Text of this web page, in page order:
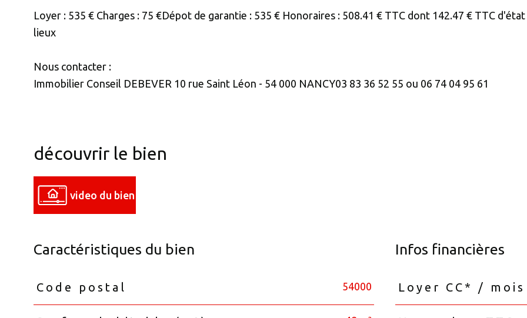
Loyer : 535 € Charges : 75 €Dépot de garantie : 535 € Honoraires : 508.41 € TTC dont 142.47 € TTC d'état
lieux
Nous contacter :
Immobilier Conseil DEBEVER 10 rue Saint Léon - 54 000 NANCY03 83 36 52 55 ou 06 74 04 95 61
découvrir le bien
video du bien
Caractéristiques du bien
Caractéristiques Valeurs
Code postal 54000
Infos financières
Caractéristiques Valeurs
Loyer CC* / mois